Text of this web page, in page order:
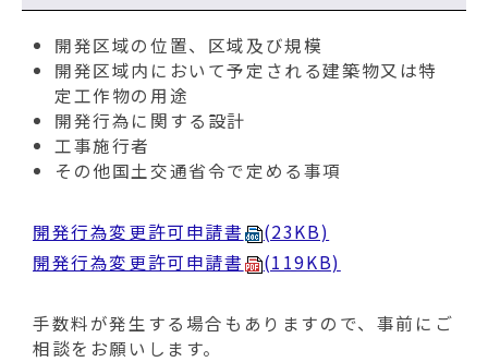
開発区域の位置、区域及び規模
開発区域内において予定される建築物又は特
定工作物の用途
開発行為に関する設計
工事施行者
その他国土交通省令で定める事項
開発行為変更許可申請書
(23KB)
開発行為変更許可申請書
(119KB)
手数料が発生する場合もありますので、事前にご
相談をお願いします。